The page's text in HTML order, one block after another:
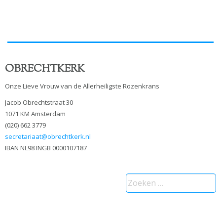
OBRECHTKERK
Onze Lieve Vrouw van de Allerheiligste Rozenkrans
Jacob Obrechtstraat 30
1071 KM Amsterdam
(020) 662 3779
secretariaat@obrechtkerk.nl
IBAN NL98 INGB 0000107187
Zoeken
naar: